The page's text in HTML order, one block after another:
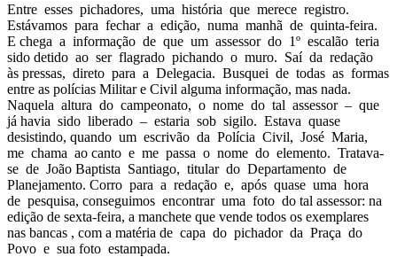
Entre esses pichadores, uma história que merece registro.
Estávamos para fechar a edição, numa manhã de quinta-feira.
E chega a informação de que um assessor do 1º escalão teria
sido detido ao ser flagrado pichando o muro. Saí da redação
às pressas, direto para a Delegacia. Busquei de todas as formas
entre as polícias Militar e Civil alguma informação, mas nada.
Naquela altura do campeonato, o nome do tal assessor – que
já havia sido liberado – estaria sob sigilo. Estava quase
desistindo, quando um escrivão da Polícia Civil, José Maria,
me chama ao canto e me passa o nome do elemento. Tratava-
se de João Baptista Santiago, titular do Departamento de
Planejamento. Corro para a redação e, após quase uma hora
de pesquisa, conseguimos encontrar uma foto do tal assessor: na
edição de sexta-feira, a manchete que vende todos os exemplares
nas bancas , com a matéria de capa do pichador da Praça do
Povo e sua foto estampada.